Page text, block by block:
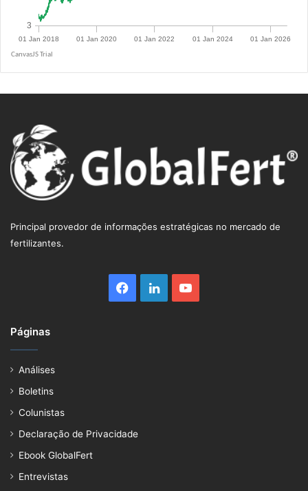
Principal provedor de informações estratégicas no mercado de
fertilizantes.
Facebook
LinkedinYouTube
Páginas
Análises
Boletins
Colunistas
Declaração de Privacidade
Ebook GlobalFert
Entrevistas